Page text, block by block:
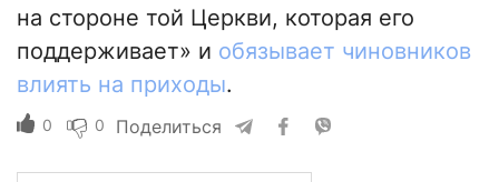
на стороне той Церкви, которая его
поддерживает» и обязывает чиновников
влиять на приходы.
0 0 Поделиться